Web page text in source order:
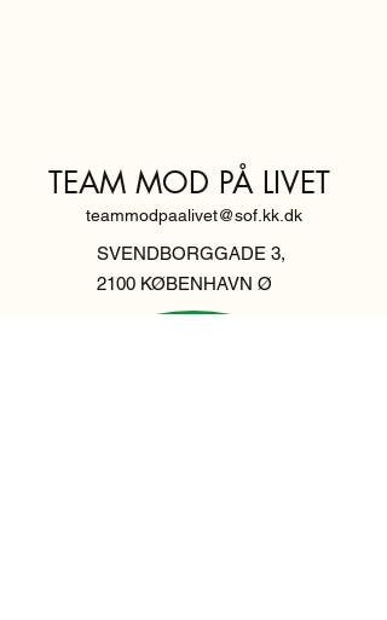
TEAM MOD PÅ LIVET
teammodpaalivet@sof.kk.dk
SVENDBORGGADE 3,
2100 KØBENHAVN Ø